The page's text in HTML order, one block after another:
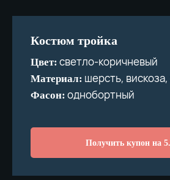
Костюм тройка
Цвет: светло-коричневый
Материал: шерсть,
Фасон: однобортный
Получить купон на